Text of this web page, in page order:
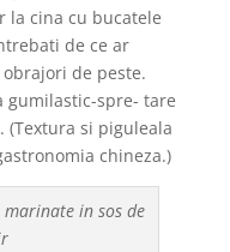
la cina cu bucatele
de ce ar
de peste.
gumilastic-spre- tare
(Textura si piguleala
chineza.)
in sos de